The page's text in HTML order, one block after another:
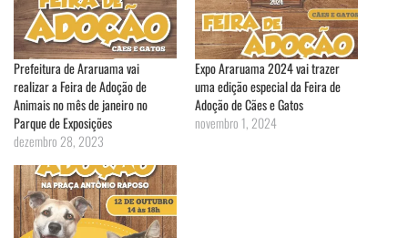
Prefeitura de Araruama vai
realizar a Feira de Adoção de
Animais no mês de janeiro no
Parque de Exposições
dezembro 28, 2023
Expo Araruama 2024 vai trazer
uma edição especial da Feira de
Adoção de Cães e Gatos
novembro 1, 2024